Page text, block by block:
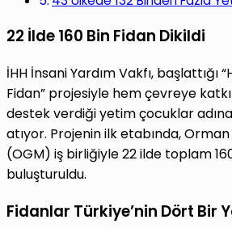
22 İlde 160 Bin Fidan Dikildi
İHH İnsani Yardım Vakfı, başlattığı
Fidan” projesiyle hem çevreye
destek verdiği yetim çocuklar
atıyor. Projenin ilk etabında,
(OGM) iş birliğiyle 22 ilde toplam
buluşturuldu.
Fidanlar Türkiye’nin Dört Bir